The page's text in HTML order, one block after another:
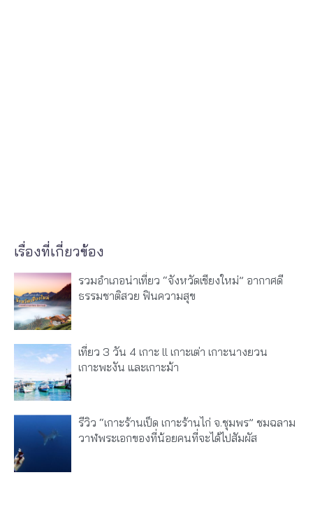
เรื่องที่เกี่ยวข้อง
รวมอำเภอน่าเที่ยว “จังหวัดเชียงใหม่” อากาศดี
ธรรมชาติสวย ฟินความสุข
เที่ยว 3 วัน 4 เกาะ ll เกาะเต่า เกาะนางยวน
เกาะพะงัน และเกาะม้า
รีวิว “เกาะร้านเป็ด เกาะร้านไก่ จ.ชุมพร” ชมฉลาม
วาฬพระเอกของที่น้อยคนที่จะได้ไปสัมผัส